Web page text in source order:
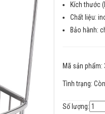
Kích thước
Chất liệu:
Bảo hành:
Mã sản phẩm:
Tình trạng:
Số lượng: